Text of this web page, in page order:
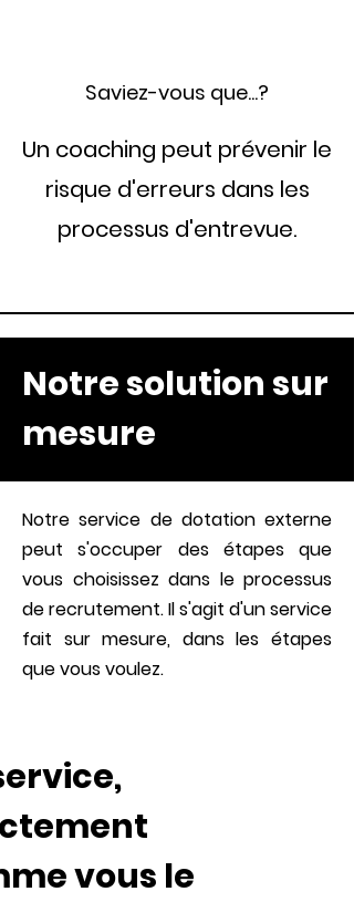
Saviez-vous que...?
Un coaching peut prévenir le
risque d'erreurs dans les
processus d'entrevue.
Notre solution sur
mesure
Notre service de dotation externe
peut s'occuper des étapes que
vous choisissez dans le processus
de recrutement. Il s'agit d'un service
fait sur mesure, dans les étapes
que vous voulez.
vous le